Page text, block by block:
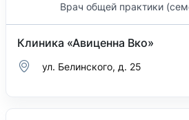
Врач общей практики
Клиника «Авиценна Вко»
ул. Белинского, д. 25